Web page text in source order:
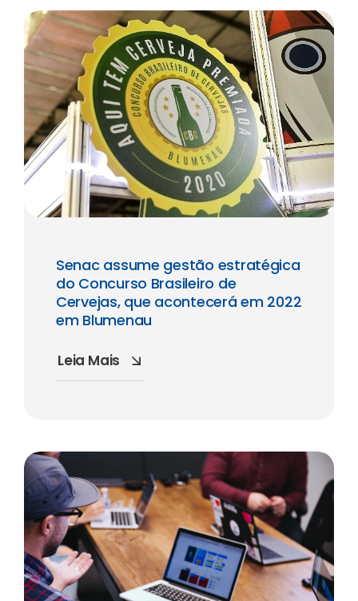
Senac assume gestão estratégica
do Concurso Brasileiro de
Cervejas, que acontecerá em 2022
em Blumenau
Leia Mais